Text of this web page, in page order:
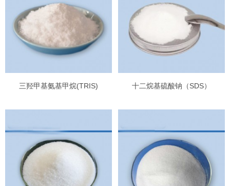
三羟甲基氨基甲烷(TRIS) 十二烷基硫酸钠（SDS）